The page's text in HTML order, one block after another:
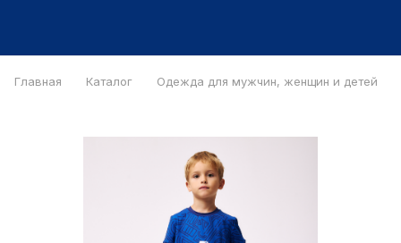
Главная Каталог Одежда для мужчин, женщин и детей